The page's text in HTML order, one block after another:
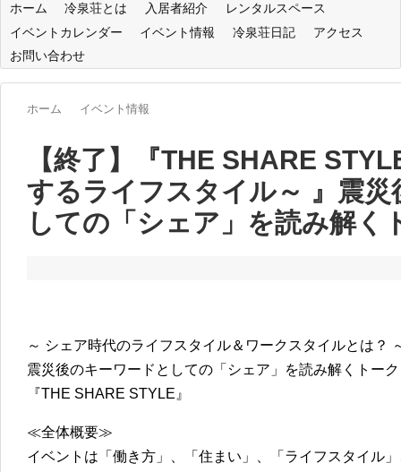
ホーム 冷泉荘とは 入居者紹介
レンタルスペース
イベントカレンダー
イベント情報 冷泉荘日記
アクセス
お問い合わせ
ホーム イベント情報
【終了】『THE SHARE
するライフスタイル～ 』震
しての「シェア」を読み解く
～ シェア時代のライフスタイル＆ワークスタイルとは？
震災後のキーワードとしての「シェア」を読み解くトー
『THE SHARE STYLE』
≪全体概要≫
イベントは「働き方」、「住まい」、「ライフスタイル